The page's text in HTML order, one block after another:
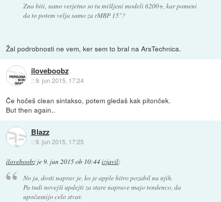
Zna biti, samo verjetno so tu mišljeni modeli 6200+, kar pomeni
da to potem velja samo za rMBP 15"?
Žal podrobnosti ne vem, ker sem to bral na ArsTechnica.
iloveboobz
::9. jun 2015, 17:24
Če hočeš clean sintakso, potem gledaš kak pitonček.
But then again..
Blazz
::9. jun 2015, 17:25
iloveboobz je9. jun 2015 ob 10:44izjavil:
No ja, dosti naprav je, ko je apple hitro pozabil na njih.
Pa tudi novejši updejti za stare naprave majo tendenco, da
upočasnijo celo stvar.